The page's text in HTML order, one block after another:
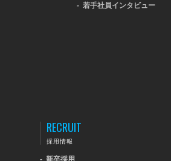
- 若手社員インタビュー
RECRUIT
採用情報